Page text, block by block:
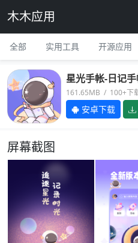
木木应用
全部 实用工具 开源应用
星光手帐-日记
161.65MB / 100+下
安卓下载
屏幕截图